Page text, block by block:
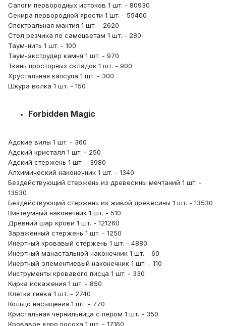
Сапоги первородных истоков 1 шт. - 80930
Секира первородной ярости 1 шт. - 55400
Спектральная мантия 1 шт. - 2620
Стол резчика по самоцветам 1 шт. - 280
Таум-нить 1 шт. - 100
Таум-экструдер камня 1 шт. - 970
Ткань просторных складок 1 шт. - 900
Хрустальная капсула 1 шт. - 300
Шкура волка 1 шт. - 150
Forbidden Magic
Адские вилы 1 шт. - 360
Адский кристалл 1 шт. - 250
Адский стержень 1 шт. - 3980
Алхимический наконечник 1 шт. - 1340
Бездействующий стержень из древесины мечтаний 1 шт. -
13530
Бездействующий стержень из живой древесины 1 шт. - 13530
Винтеумный наконечник 1 шт. - 510
Древний шар крови 1 шт. - 121260
Зараженный стержень 1 шт. - 1250
Инертный кровавый стержень 1 шт. - 4880
Инертный манастальной наконечник 1 шт. - 60
Инертный элементиевый наконечник 1 шт. - 110
Инструменты кровавого писца 1 шт. - 330
Кирка искажения 1 шт. - 850
Клетка гнева 1 шт. - 2740
Кольцо насыщения 1 шт. - 770
Кристальная чернильница с пером 1 шт. - 350
Кровавое ядро посоха 1 шт. - 17160